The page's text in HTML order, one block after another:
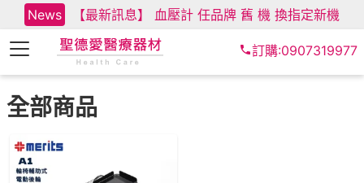
News 【最新訊息】 血壓計 任品牌 舊 機 換指定新機
訂購:0907319977
全部商品